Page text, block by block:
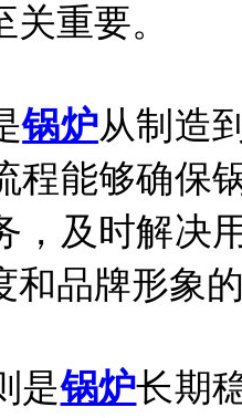
重要。
锅炉从制造
程能够确保
，及时解决
和品牌形象
是锅炉长期